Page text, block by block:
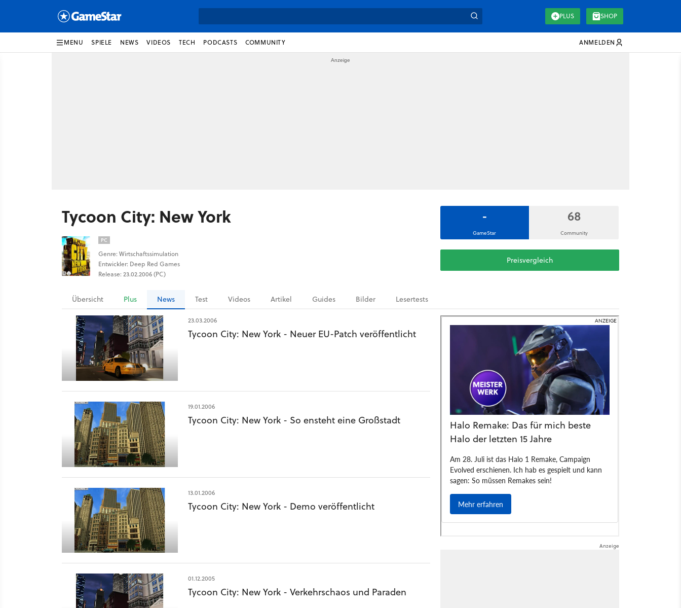
PLUS SHOP
MENU SPIELE NEWS VIDEOS TECH PODCASTS COMMUNITY ANMELDEN
Tycoon City: New York
PC
Genre: Wirtschaftssimulation
Entwickler: Deep Red Games
Release: 23.02.2006 (PC)
-
GameStar
68
Community
Preisvergleich
Übersicht Plus News Test Videos Artikel Guides Bilder Lesertests
23.03.2006
Tycoon City: New York - Neuer EU-Patch veröffentlicht
19.01.2006
Tycoon City: New York - So ensteht eine Großstadt
13.01.2006
Tycoon City: New York - Demo veröffentlicht
01.12.2005
Tycoon City: New York - Verkehrschaos und Paraden